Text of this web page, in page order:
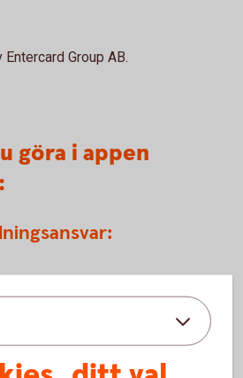
Group AB.
göra i appen
av köpgränsen
köpgränsen (beloppet av samtliga
fakturor)
uppge din CVC-kod som